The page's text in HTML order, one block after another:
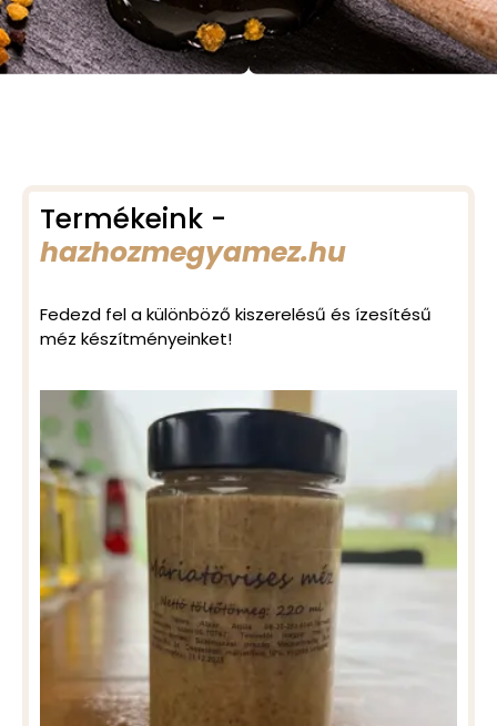
Termékeink -
hazhozmegyamez.hu
Fedezd fel a különböző kiszerelésű és ízesítésű
méz készítményeinket!